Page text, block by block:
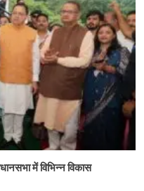
में विभिन्न विकास